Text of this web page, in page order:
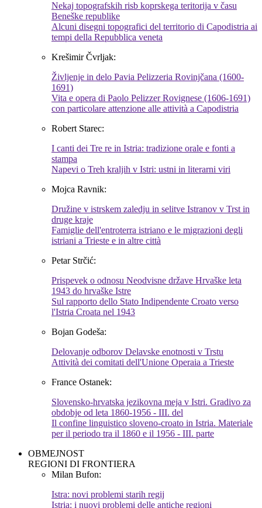
Nekaj topografskih risb koprskega teritorija v času
Beneške republike
Alcuni disegni topografici del territorio di Capodistria ai
tempi della Repubblica veneta
Krešimir Čvrljak:
Življenje in delo Pavia Pelizzeria Rovinjčana (1600-
1691)
Vita e opera di Paolo Pelizzer Rovignese (1606-1691)
con particolare attenzione alle attività a Capodistria
Robert Starec:
I canti dei Tre re in Istria: tradizione orale e fonti a
stampa
Napevi o Treh kraljih v Istri: ustni in literarni viri
Mojca Ravnik:
Družine v istrskem zaledju in selitve Istranov v Trst in
druge kraje
Famiglie dell'entroterra istriano e le migrazioni degli
istriani a Trieste e in altre città
Petar Strčić:
Prispevek o odnosu Neodvisne države Hrvaške leta
1943 do hrvaške Istre
Sul rapporto dello Stato Indipendente Croato verso
l'Istria Croata nel 1943
Bojan Godeša:
Delovanje odborov Delavske enotnosti v Trstu
Attività dei comitati dell'Unione Operaia a Trieste
France Ostanek:
Slovensko-hrvatska jezikovna meja v Istri. Gradivo za
obdobje od leta 1860-1956 - III. del
Il confine linguistico sloveno-croato in Istria. Materiale
per il periodo tra il 1860 e il 1956 - III. parte
OBMEJNOST
REGIONI DI FRONTIERA
Milan Bufon:
Istra: novi problemi starih regij
Istria: i nuovi problemi delle antiche regioni